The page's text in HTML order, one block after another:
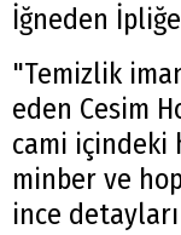
İğneden
"Temizlik
eden Cesim
cami içindeki
minber ve
ince